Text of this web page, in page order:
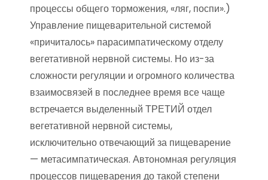
процессы общего торможения, «ляг, поспи».)
Управление пищеварительной системой
«причиталось» парасимпатическому отделу
вегетативной нервной системы. Но из-за
сложности регуляции и огромного количества
взаимосвязей в последнее время все чаще
встречается выделенный ТРЕТИЙ отдел
вегетативной нервной системы,
исключительно отвечающий за пищеварение
— метасимпатическая. Автономная регуляция
процессов пищеварения до такой степени